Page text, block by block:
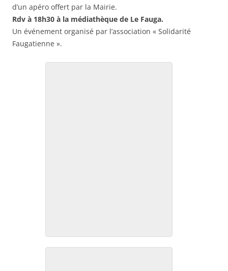
d’un apéro offert par la Mairie.
Rdv à 18h30 à la médiathèque de Le Fauga.
Un événement organisé par l’association « Solidarité
Faugatienne ».